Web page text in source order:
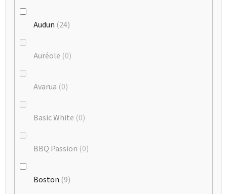
Audun 24
Auréole 0
Avarua 0
Basic White 0
BBQ Passion 0
Boston 9